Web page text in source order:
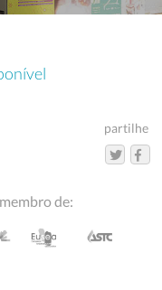
partilhe
de: